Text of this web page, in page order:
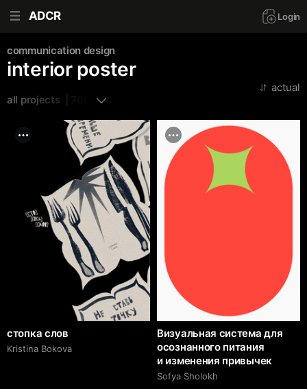
ADCR Login
communication design
interior poster
all projects  | 766
actual
стопка слов
Kristina Bokova
Визуальная система для
осознанного питания
и изменения привычек
Sofya Sholokh